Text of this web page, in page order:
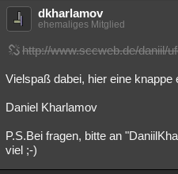
dkharlamov
ehemaliges Mitglied
http://www.sccweb.de/daniil/
Vielspaß dabei, hier eine knappe
Daniel Kharlamov
P.S.Bei fragen, bitte an
viel ;-)